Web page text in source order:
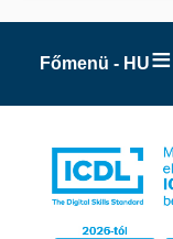
Főmenü - HU